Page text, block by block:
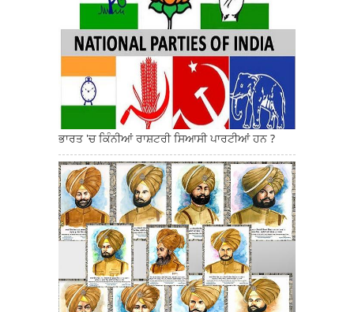
ਭਾਰਤ 'ਚ ਕਿੰਨੀਆਂ ਰਾਸ਼ਟਰੀ ਸਿਆਸੀ ਪਾਰਟੀਆਂ ਹਨ ?